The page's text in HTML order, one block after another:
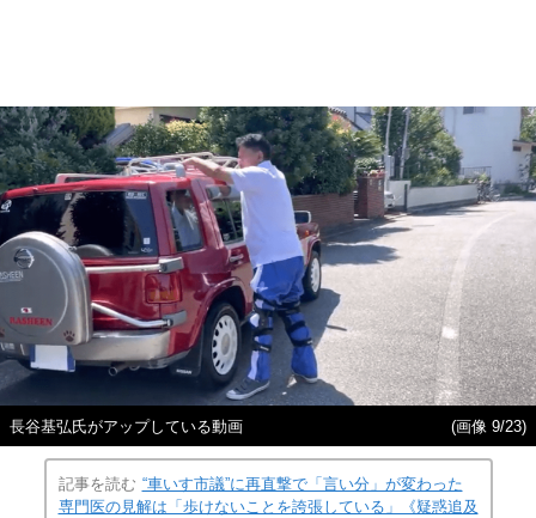
長谷基弘氏がアップしている動画 (画像 9/23)
記事を読む “車いす市議”に再直撃で「言い分」が変わった
専門医の見解は「歩けないことを誇張している」《疑惑追及